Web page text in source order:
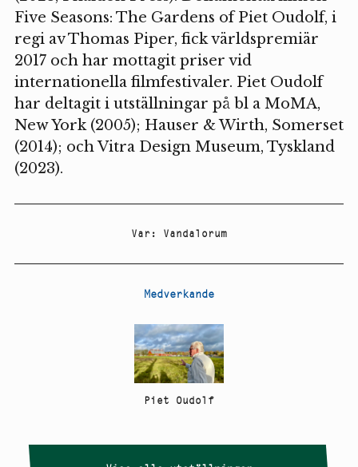
Five Seasons: The Gardens of Piet Oudolf, i
regi av Thomas Piper, fick världspremiär
2017 och har mottagit priser vid
internationella filmfestivaler. Piet Oudolf
har deltagit i utställningar på bl a MoMA,
New York (2005); Hauser & Wirth, Somerset
(2014); och Vitra Design Museum, Tyskland
(2023).
Var : Vandalorum
Medverkande
Piet Oudolf